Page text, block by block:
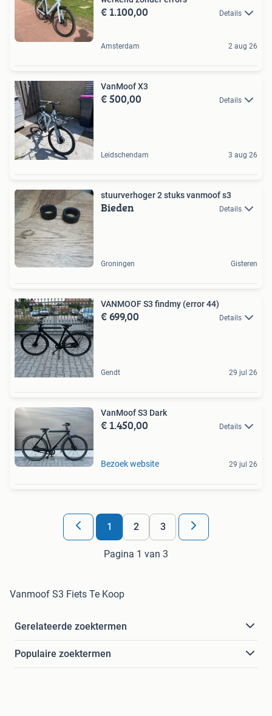
€ 1.100,00 Details
Amsterdam 2 aug 26
VanMoof X3
€ 500,00 Details
Leidschendam 3 aug 26
stuurverhoger 2 stuks vanmoof s3
Bieden Details
Groningen Gisteren
VANMOOF S3 findmy (error 44)
€ 699,00 Details
Gendt 29 jul 26
VanMoof S3 Dark
€ 1.450,00 Details
Bezoek website 29 jul 26
1 2 3
Pagina 1 van 3
Vanmoof S3 Fiets Te Koop
Gerelateerde zoektermen
Populaire zoektermen